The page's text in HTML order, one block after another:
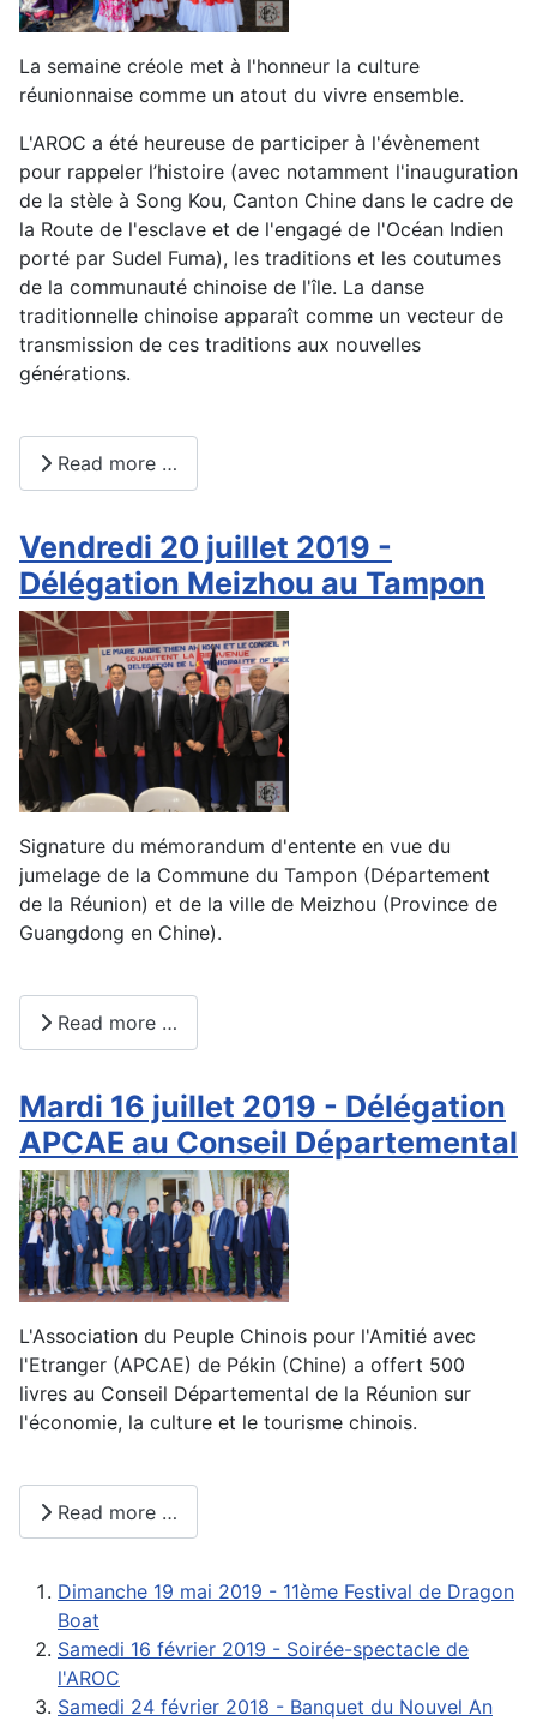
La semaine créole met à l'honneur la culture
réunionnaise comme un atout du vivre ensemble.
L'AROC a été heureuse de participer à l'évènement
pour rappeler l’histoire (avec notamment l'inauguration
de la stèle à Song Kou, Canton Chine dans le cadre de
la Route de l'esclave et de l'engagé de l'Océan Indien
porté par Sudel Fuma), les traditions et les coutumes
de la communauté chinoise de l'île. La danse
traditionnelle chinoise apparaît comme un vecteur de
transmission de ces traditions aux nouvelles
générations.
Read more …
Vendredi 20 juillet 2019 -
Délégation Meizhou au Tampon
Signature du mémorandum d'entente en vue du
jumelage de la Commune du Tampon (Département
de la Réunion) et de la ville de Meizhou (Province de
Guangdong en Chine).
Read more …
Mardi 16 juillet 2019 - Délégation
APCAE au Conseil Départemental
L'Association du Peuple Chinois pour l'Amitié avec
l'Etranger (APCAE) de Pékin (Chine) a offert 500
livres au Conseil Départemental de la Réunion sur
l'économie, la culture et le tourisme chinois.
Read more …
Dimanche 19 mai 2019 - 11ème Festival de Dragon
Boat
Samedi 16 février 2019 - Soirée-spectacle de
l'AROC
Samedi 24 février 2018 - Banquet du Nouvel An